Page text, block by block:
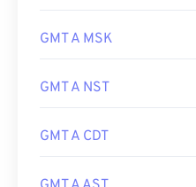
GMT A MSK
GMT A NST
GMT A CDT